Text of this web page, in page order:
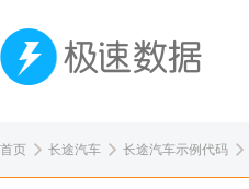
首页 长途汽车 长途汽车示例代码